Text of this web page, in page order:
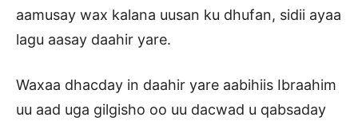
aamusay wax kalana uusan ku dhufan, sidii ayaa
lagu aasay daahir yare.
Waxaa dhacday in daahir yare aabihiis Ibraahim
uu aad uga gilgisho oo uu dacwad u qabsaday